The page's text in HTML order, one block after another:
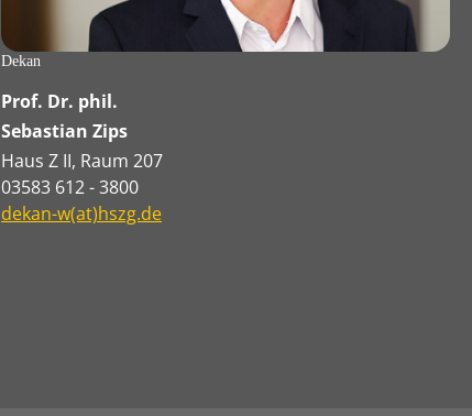
Dekan
Prof. Dr. phil.
Sebastian Zips
Haus Z II, Raum 207
03583 612 - 3800
dekan-w(at)hszg.de